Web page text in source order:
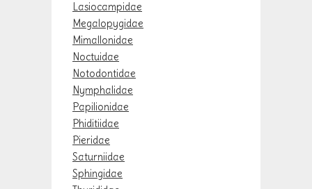
Lasiocampidae
Megalopygidae
Mimallonidae
Noctuidae
Notodontidae
Nymphalidae
Papilionidae
Phiditiidae
Pieridae
Saturniidae
Sphingidae